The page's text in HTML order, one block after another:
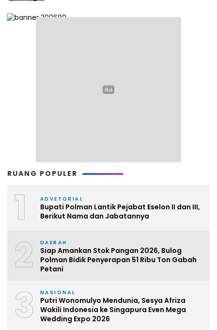
RUANG POPULER
1 ADVETORIAL
Bupati Polman Lantik Pejabat Eselon II dan III,
Berikut Nama dan Jabatannya
2 DAERAH
Siap Amankan Stok Pangan 2026, Bulog
Polman Bidik Penyerapan 51 Ribu Ton Gabah
Petani
3 NASIONAL
Putri Wonomulyo Mendunia, Sesya Afriza
Wakili Indonesia ke Singapura Even Mega
Wedding Expo 2026